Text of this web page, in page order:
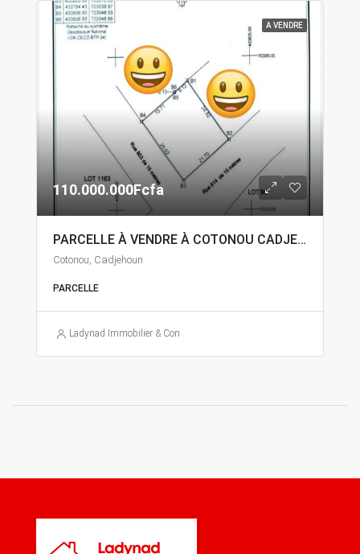
A VENDRE
110.000.000Fcfa
PARCELLE À VENDRE À COTONOU CADJEHOUN
Cotonou, Cadjehoun
PARCELLE
Ladynad Immobilier & Construction